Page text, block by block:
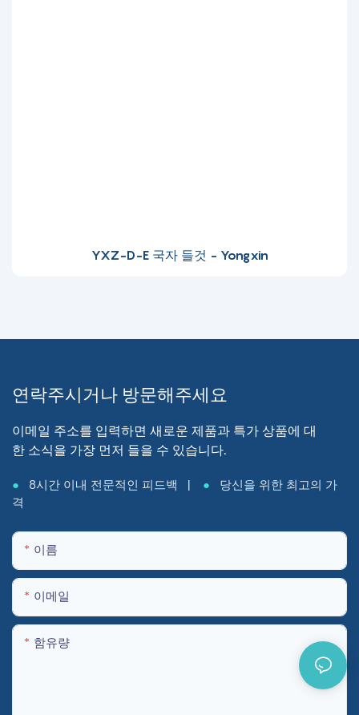
YXZ-D-E 국자 들것 - Yongxin
연락주시거나 방문해주세요
이메일 주소를 입력하면 새로운 제품과 특가 상품에 대
한 소식을 가장 먼저 들을 수 있습니다.
● 8시간 이내 전문적인 피드백 | ●
당신을 위한 최고의 가
격
이름
이메일
함유량